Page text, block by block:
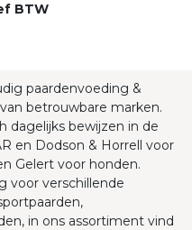
BTW
paardenvoeding &
van betrouwbare marken.
dagelijks bewijzen in de
en Dodson & Horrell voor
Gelert voor honden.
voor verschillende
in ons assortiment vind